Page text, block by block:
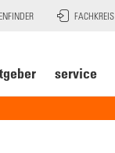
FACHKREIS
service